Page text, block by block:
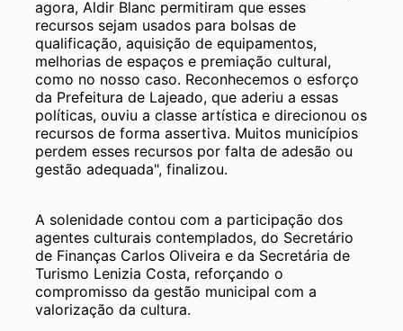
agora, Aldir Blanc permitiram que esses
recursos sejam usados para bolsas de
qualificação, aquisição de equipamentos,
melhorias de espaços e premiação cultural,
como no nosso caso. Reconhecemos o esforço
da Prefeitura de Lajeado, que aderiu a essas
políticas, ouviu a classe artística e direcionou os
recursos de forma assertiva. Muitos municípios
perdem esses recursos por falta de adesão ou
gestão adequada", finalizou.
A solenidade contou com a participação dos
agentes culturais contemplados, do Secretário
de Finanças Carlos Oliveira e da Secretária de
Turismo Lenizia Costa, reforçando o
compromisso da gestão municipal com a
valorização da cultura.